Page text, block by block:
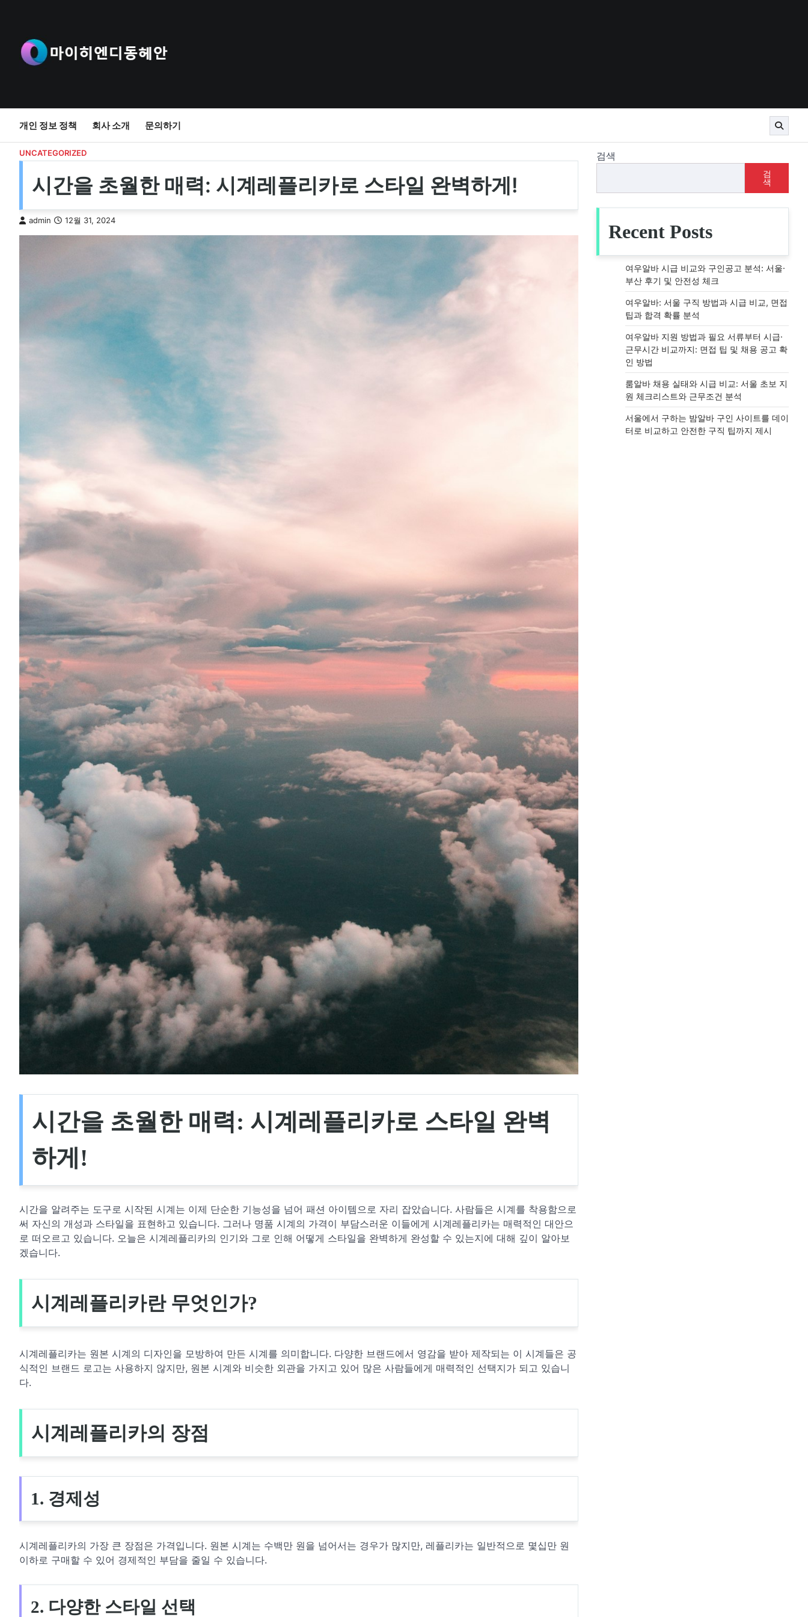
content
개인 정보 정책 회사 소개 문의하기
UNCATEGORIZED
시간을 초월한 매력: 시계레플리카로 스타일 완벽하게!
admin 12월 31, 2024
시간을 초월한 매력: 시계레플리카로 스타일 완벽
하게!
시간을 알려주는 도구로 시작된 시계는 이제 단순한 기능성을 넘어 패션 아이템으로 자리 잡았습니다. 사람들은 시계를 착용함으로
써 자신의 개성과 스타일을 표현하고 있습니다. 그러나 명품 시계의 가격이 부담스러운 이들에게 시계레플리카는 매력적인 대안으
로 떠오르고 있습니다. 오늘은 시계레플리카의 인기와 그로 인해 어떻게 스타일을 완벽하게 완성할 수 있는지에 대해 깊이 알아보
겠습니다.
시계레플리카란 무엇인가?
시계레플리카는 원본 시계의 디자인을 모방하여 만든 시계를 의미합니다. 다양한 브랜드에서 영감을 받아 제작되는 이 시계들은 공
식적인 브랜드 로고는 사용하지 않지만, 원본 시계와 비슷한 외관을 가지고 있어 많은 사람들에게 매력적인 선택지가 되고 있습니
다.
시계레플리카의 장점
1. 경제성
시계레플리카의 가장 큰 장점은 가격입니다. 원본 시계는 수백만 원을 넘어서는 경우가 많지만, 레플리카는 일반적으로 몇십만 원
이하로 구매할 수 있어 경제적인 부담을 줄일 수 있습니다.
2. 다양한 스타일 선택
검색
검
색
Recent Posts
여우알바 시급 비교와 구인공고 분석: 서울·
부산 후기 및 안전성 체크
여우알바: 서울 구직 방법과 시급 비교, 면접
팁과 합격 확률 분석
여우알바 지원 방법과 필요 서류부터 시급·
근무시간 비교까지: 면접 팁 및 채용 공고 확
인 방법
룸알바 채용 실태와 시급 비교: 서울 초보 지
원 체크리스트와 근무조건 분석
서울에서 구하는 밤알바 구인 사이트를 데이
터로 비교하고 안전한 구직 팁까지 제시